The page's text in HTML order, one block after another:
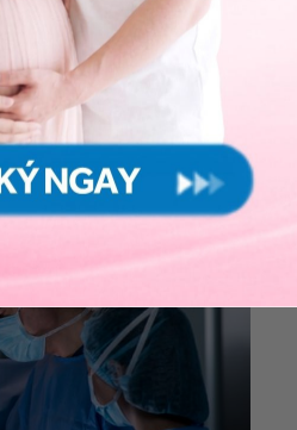
bệnh trong việc lên kế